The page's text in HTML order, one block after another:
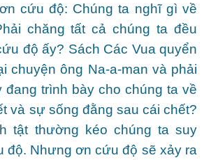
cứu độ: Chúng ta nghĩ gì về
chăng tất cả chúng ta đều
độ ấy? Sách Các Vua quyển
chuyện ông Na-a-man và phải
đang trình bày cho chúng ta về
và sự sống đằng sau cái chết?
tật thường kéo chúng ta suy
độ. Nhưng ơn cứu độ sẽ xảy ra